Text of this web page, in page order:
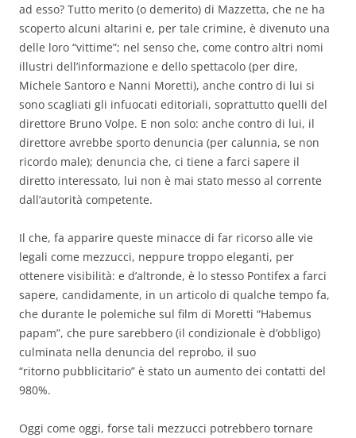
ad esso? Tutto merito (o demerito) di Mazzetta, che ne ha
scoperto alcuni altarini e, per tale crimine, è divenuto una
delle loro “vittime”; nel senso che, come contro altri nomi
illustri dell’informazione e dello spettacolo (per dire,
Michele Santoro e Nanni Moretti), anche contro di lui si
sono scagliati gli infuocati editoriali, soprattutto quelli del
direttore Bruno Volpe. E non solo: anche contro di lui, il
direttore avrebbe sporto denuncia (per calunnia, se non
ricordo male); denuncia che, ci tiene a farci sapere il
diretto interessato, lui non è mai stato messo al corrente
dall’autorità competente.
Il che, fa apparire queste minacce di far ricorso alle vie
legali come mezzucci, neppure troppo eleganti, per
ottenere visibilità: e d’altronde, è lo stesso Pontifex a farci
sapere, candidamente, in un articolo di qualche tempo fa,
che durante le polemiche sul film di Moretti “Habemus
papam”, che pure sarebbero (il condizionale è d’obbligo)
culminata nella denuncia del reprobo, il suo
“ritorno pubblicitario” è stato un aumento dei contatti del
980%.
Oggi come oggi, forse tali mezzucci potrebbero tornare